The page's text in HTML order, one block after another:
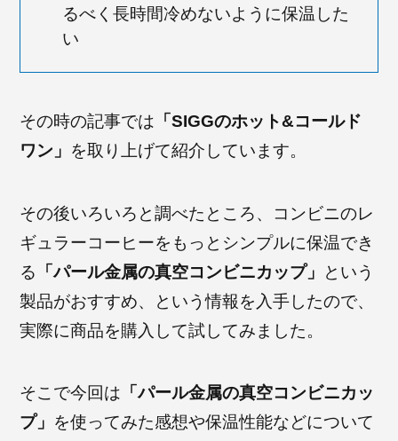
るべく長時間冷めないように保温した
い
その時の記事では 「SIGGのホット&コールド
ワン」 を取り上げて紹介しています。
その後いろいろと調べたところ、コンビニのレ
ギュラーコーヒーをもっとシンプルに保温でき
る
「パール金属の真空コンビニカップ」
という
製品がおすすめ、という情報を入手したので、
実際に商品を購入して試してみました。
そこで今回は 「パール金属の真空コンビニカッ
プ」 を使ってみた感想や保温性能などについて